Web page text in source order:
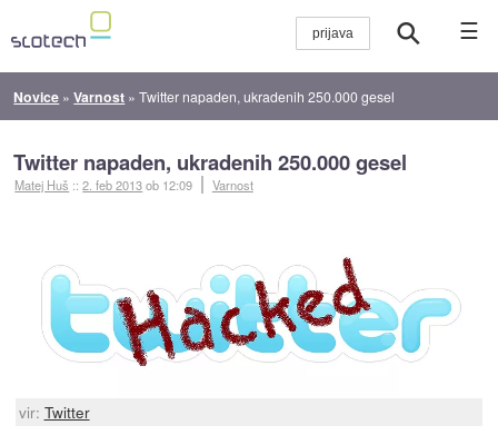
☰
Novice »Varnost »Twitter napaden, ukradenih 250.000 gesel
Twitter napaden, ukradenih 250.000 gesel
Matej Huš ::2. feb 2013ob 12:09 Varnost
vir: Twitter